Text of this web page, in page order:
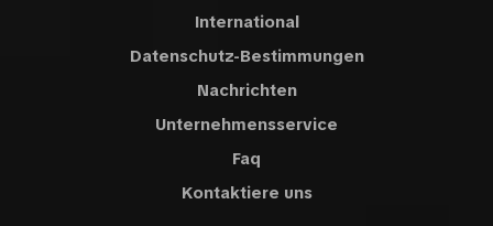
International
Datenschutz-Bestimmungen
Nachrichten
Unternehmensservice
Faq
Kontaktiere uns